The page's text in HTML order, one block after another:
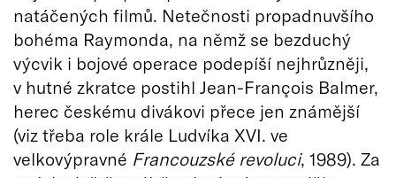
natáčených filmů. Netečnosti propadnuvšího
bohéma Raymonda, na němž se bezduchý
výcvik i bojové operace podepíší nejhrůzněji,
v hutné zkratce postihl Jean-François Balmer,
herec českému divákovi přece jen známější
(viz třeba role krále Ludvíka XVI. ve
velkovýpravné Francouzské revoluci, 1989). Za